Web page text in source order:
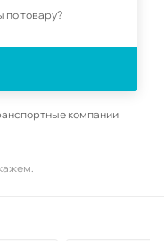
по товару?
компании